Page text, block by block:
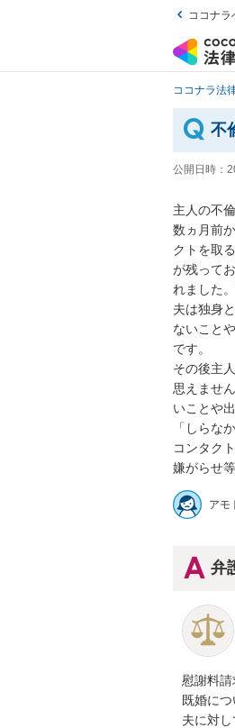
ココナラ
ココナラ法
不
公開日時：
主人の不
数ヵ月前
クトを取
が残って
れました
夫は独身
ないこと
です。
その後主
思えませ
いことや
「しらな
コンタク
嫌がらせ
アモ
弁
慰謝料請
既婚に
夫に対